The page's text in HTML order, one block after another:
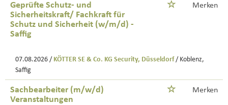
Geprüfte Schutz- und
Sicherheitskraft/ Fachkraft für
Schutz und Sicherheit (w/m/d) -
Saffig
Merken
07.08.2026 / KÖTTER SE & Co. KG Security, Düsseldorf / Koblenz,
Saffig
Sachbearbeiter (m/w/d)
Veranstaltungen
Merken